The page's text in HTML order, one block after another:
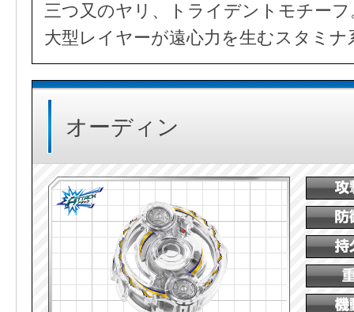
三つ又のヤリ、トライデントモチー
大型レイヤーが遠心力を生むスタミナ
オーディン